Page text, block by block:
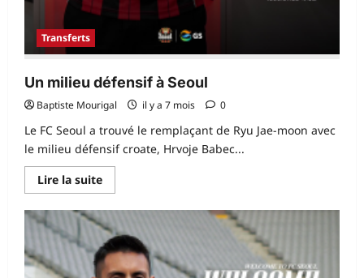
Transferts
Un milieu défensif à Seoul
Baptiste Mourigal il y a 7 mois 0
Le FC Seoul a trouvé le remplaçant de Ryu Jae-moon avec
le milieu défensif croate, Hrvoje Babec...
Lire la suiteEn
savoir
sur
Un
milieu
défensif
à
Seoul